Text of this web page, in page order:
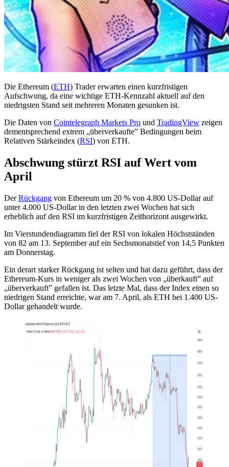
Die Ethereum (ETH) Trader erwarten einen kurzfristigen
Aufschwung, da eine wichtige ETH-Kennzahl aktuell auf den
niedrigsten Stand seit mehreren Monaten gesunken ist.
Die Daten von Cointelegraph Markets Pro und TradingView zeigen
dementsprechend extrem „überverkaufte” Bedingungen beim
Relativen Stärkeindex (RSI) von ETH.
Abschwung stürzt RSI auf Wert vom
April
DerRückgang von Ethereum um 20 % von 4.800 US-Dollar auf
unter 4.000 US-Dollar in den letzten zwei Wochen hat sich
erheblich auf den RSI im kurzfristigen Zeithorizont ausgewirkt.
Im Vierstundendiagramm fiel der RSI von lokalen Höchstständen
von 82 am 13. September auf ein Sechsmonatstief von 14,5 Punkten
am Donnerstag.
Ein derart starker Rückgang ist selten und hat dazu geführt, dass der
Ethereum-Kurs in weniger als zwei Wochen von „überkauft” auf
„überverkauft” gefallen ist. Das letzte Mal, dass der Index einen so
niedrigen Stand erreichte, war am 7. April, als ETH bei 1.400 US-
Dollar gehandelt wurde.